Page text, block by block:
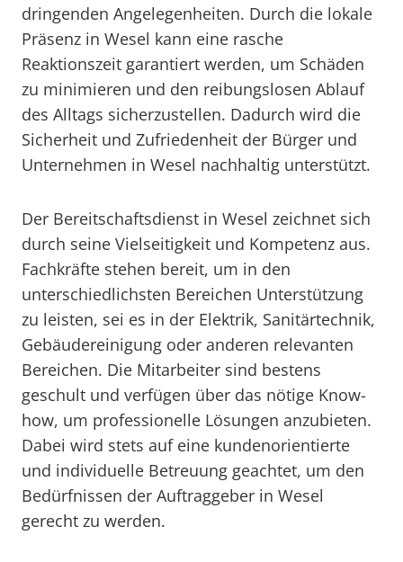
dringenden Angelegenheiten. Durch die lokale
Präsenz in Wesel kann eine rasche
Reaktionszeit garantiert werden, um Schäden
zu minimieren und den reibungslosen Ablauf
des Alltags sicherzustellen. Dadurch wird die
Sicherheit und Zufriedenheit der Bürger und
Unternehmen in Wesel nachhaltig unterstützt.
Der Bereitschaftsdienst in Wesel zeichnet sich
durch seine Vielseitigkeit und Kompetenz aus.
Fachkräfte stehen bereit, um in den
unterschiedlichsten Bereichen Unterstützung
zu leisten, sei es in der Elektrik, Sanitärtechnik,
Gebäudereinigung oder anderen relevanten
Bereichen. Die Mitarbeiter sind bestens
geschult und verfügen über das nötige Know-
how, um professionelle Lösungen anzubieten.
Dabei wird stets auf eine kundenorientierte
und individuelle Betreuung geachtet, um den
Bedürfnissen der Auftraggeber in Wesel
gerecht zu werden.